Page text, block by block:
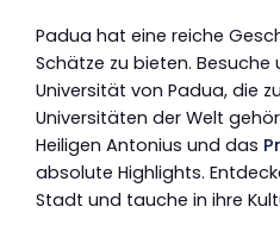
Padua hat eine reiche
Schätze zu bieten.
Universität von Padua, die
Universitäten der Welt
Heiligen Antonius und das
absolute Highlights.
Stadt und tauche in ihre